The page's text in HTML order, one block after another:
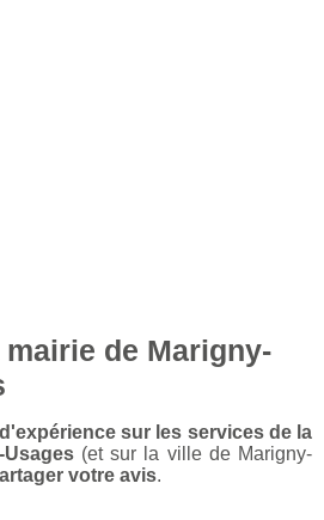
de Marigny-
sur les services de la
(et sur la ville de Marigny-
votre avis.